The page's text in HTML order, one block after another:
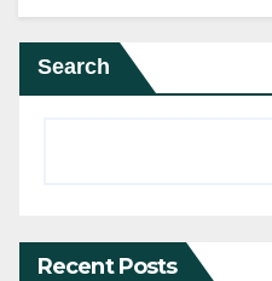
Search
Recent Posts